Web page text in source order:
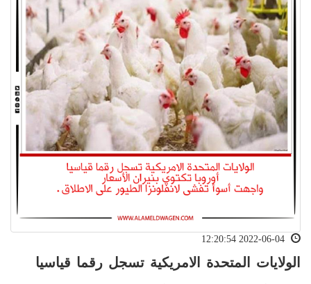
الولايات المتحدة الامريكية تسجل رقما قياسيا